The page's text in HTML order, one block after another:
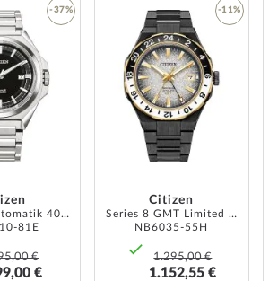
Series 8 Automatik 40mm 10ATM
81E
€
€
-37%
WUNSCHLISTE
HINZUFÜGEN
Citizen
Series 8 GMT Limited Edition Automatik 41mm 10ATM
NB6035-55H
1.295,00 €
1.152,55 €
-11%